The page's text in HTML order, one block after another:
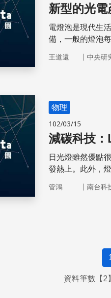
新型的光電
電燈泡是現代生
備，一般的燈泡
王道還 ｜ 中央研
物理
102/03/15
減碳科技
日光燈雖然優點
發熱上。此外，
管鴻 ｜ 南台科
資料筆數【2